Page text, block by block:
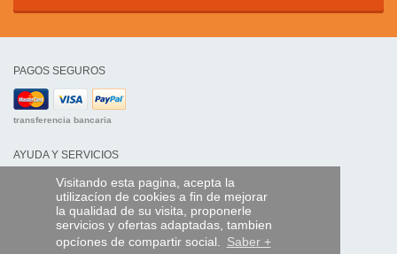
Visitando esta pagina, acepta la
utilizacíon de cookies a fin de mejorar
la qualidad de su visita, proponerle
servicios y ofertas adaptadas, tambien
opcíones de compartir social. Saber +
PAGOS SEGUROS
transferencia bancaria
AYUDA Y SERVICIOS
Localice su envío
MANDO EXPRESS
¿Quiénes somos?
Información legal